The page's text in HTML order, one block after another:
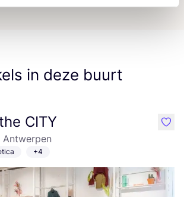
in deze buurt
CITY
Antwerpen
+4
like